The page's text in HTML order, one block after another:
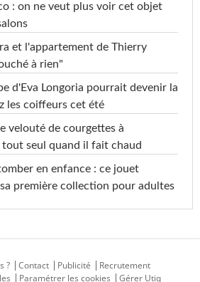
: on ne veut plus voir cet objet
et l'appartement de Thierry
à rien"
d'Eva Longoria pourrait devenir la
les coiffeurs cet été
velouté de courgettes à
tout seul quand il fait chaud
en enfance : ce jouet
première collection pour adultes
?
Contact Publicité
Recrutement
Paramétrer les cookies Gérer Utiq